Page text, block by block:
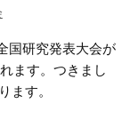
国研究発表大会が
ます。つきまし
ます。